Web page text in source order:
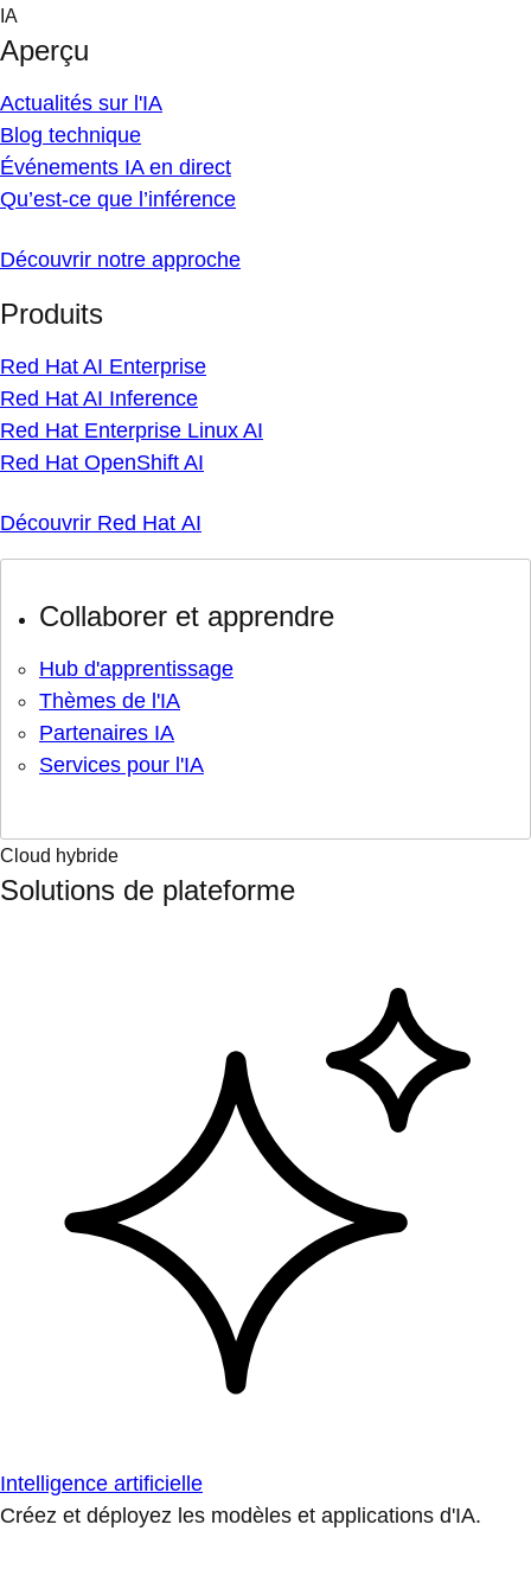
Skip
content
IA
Aperçu
Actualités sur l'IA
Blog technique
Événements IA en direct
Qu’est-ce que l’inférence
Découvrir notre approche
Produits
Red Hat AI Enterprise
Red Hat AI Inference
Red Hat Enterprise Linux AI
Red Hat OpenShift AI
Découvrir Red Hat AI
Collaborer et apprendre
Hub d'apprentissage
Thèmes de l'IA
Partenaires IA
Services pour l'IA
Cloud hybride
Solutions de plateforme
Intelligence artificielle
Créez et déployez les modèles et applications d'IA.